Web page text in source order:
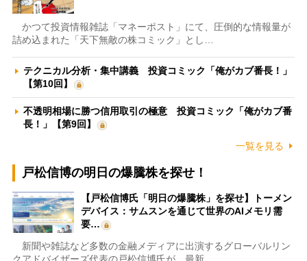
かつて投資情報雑誌「マネーポスト」にて、圧倒的な情報量が
詰め込まれた「天下無敵の株コミック」とし…
テクニカル分析・集中講義 投資コミック「俺がカブ番長！」
【第10回】
不透明相場に勝つ信用取引の極意 投資コミック「俺がカブ番
長！」【第9回】
一覧を見る
戸松信博の明日の爆騰株を探せ！
【戸松信博氏「明日の爆騰株」を探せ】トーメン
デバイス：サムスンを通じて世界のAIメモリ需
要…
新聞や雑誌など多数の金融メディアに出演するグローバルリン